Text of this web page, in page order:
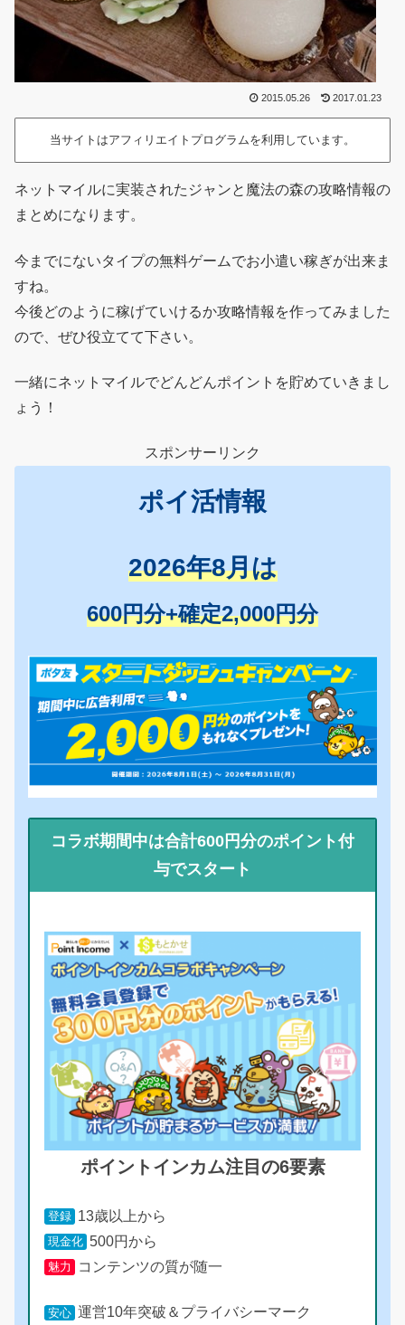
2015.05.26 2017.01.23
当サイトはアフィリエイトプログラムを利用しています。
ネットマイルに実装されたジャンと魔法の森の攻略情報の
まとめになります。
今までにないタイプの無料ゲームでお小遣い稼ぎが出来ま
すね。
今後どのように稼げていけるか攻略情報を作ってみました
ので、ぜひ役立てて下さい。
一緒にネットマイルでどんどんポイントを貯めていきまし
ょう！
スポンサーリンク
ポイ活情報
2026年8月は
600円分+確定2,000円分
コラボ期間中は合計600円分のポイント付
与でスタート
ポイントインカム注目の6要素
登録 13歳以上から
現金化 500円から
魅力 コンテンツの質が随一
安心 運営10年突破＆プライバシーマーク